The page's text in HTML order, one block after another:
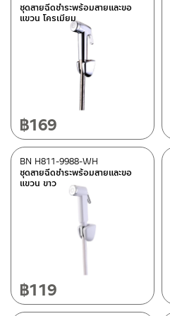
ชุดสายฉีดชำระพร้อมสายและขอ
แขวน โครเมียม
฿169
ชุดสายฉีดชำระพร้อมสายและขอ
แขวน ขาว
BN H811-9988-WH
฿119